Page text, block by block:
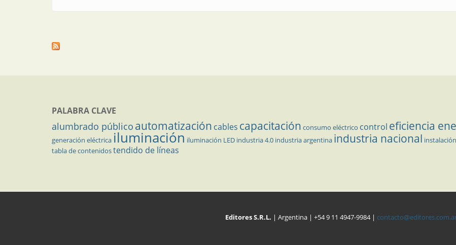
PALABRA CLAVE
alumbrado público automatización cables capacitación consumo eléctrico control eficiencia
generación eléctrica iluminación iluminación LED industria 4.0 industria argentina industria nacional
tabla de contenidostendido de líneas
Editores S.R.L. | Argentina | +54 9 11 4947-9984 |